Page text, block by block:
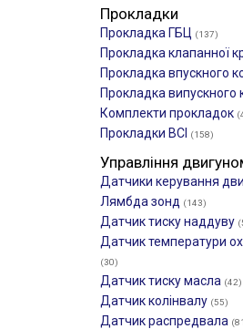
Прокладки
Прокладка ГБЦ (137)
Прокладка клапанної
Прокладка впускного
Прокладка випускного
Комплекти прокладок
Прокладки ВСІ (158)
Управління
Датчики керування
Лямбда зонд (143)
Датчик тиску наддуву
Датчик температури
(30)
Датчик тиску масла (42)
Датчик колінвалу (55)
Датчик распредвала